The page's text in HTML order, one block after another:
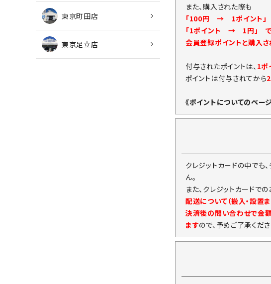
東京町田店
東京足立店
また、購入された際も
「100円 → 1ポイント」
「1ポイント → 1円」 で
会員登録ポイントと購入
付与されたポイントは、 1ポ
ポイントは付与されてから
《ポイントについてのペー
クレジットカードの中でも
ん。
また、クレジットカードで
配送について（搬入・設置
決済後の問い合わせで金
ますので、予めご了承くださ